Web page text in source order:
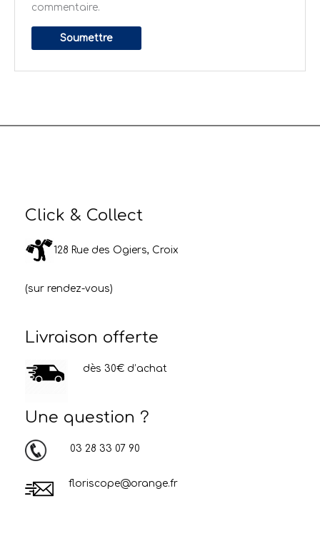
commentaire.
Click & Collect
128 Rue des Ogiers, Croix
(sur rendez-vous)
Livraison offerte
dès 30€ d’achat
Une question ?
03 28 33 07 90
floriscope@orange.fr